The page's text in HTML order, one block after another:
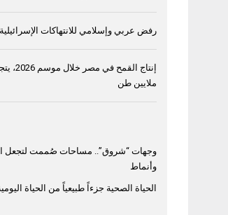
رفض عربي وإسلامي للانتهاكات الإسرائيلية
ملايين طن
وجهات “شروق”.. مساحات صُممت لتجعل
وأنماط
الحياة الصحية جزءاً طبيعياً من الحياة